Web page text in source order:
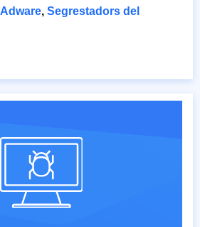
Adware, Segrestadors del